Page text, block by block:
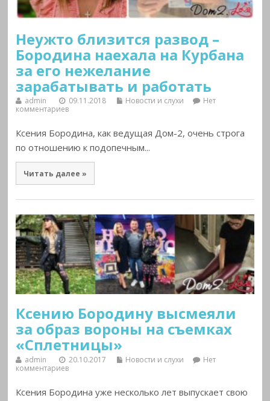
Неужто близится развод –
Бородина наехала на Курбана
за его нежелание
зарабатывать и работать
admin 09.11.2018 Новости и слухи
Нет
комментариев
Ксения Бородина, как ведущая Дом-2, очень строга
по отношению к подопечным...
Читать далее »
Ксению Бородину высмеяли
за образ вороны на съемках
«Сплетницы»
admin 20.10.2017 Новости и слухи
Нет
комментариев
Ксения Бородина уже несколько лет выпускает свою